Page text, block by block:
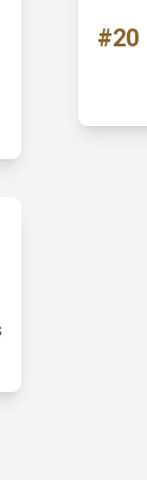
#20